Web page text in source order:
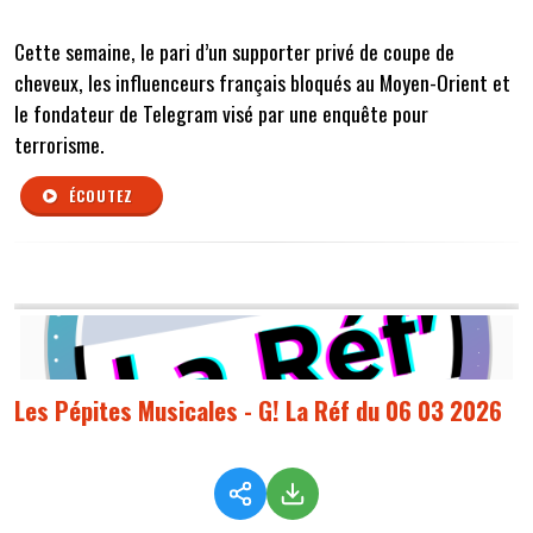
Cette semaine, le pari d’un supporter privé de coupe de
cheveux, les influenceurs français bloqués au Moyen-Orient et
le fondateur de Telegram visé par une enquête pour
terrorisme.
ÉCOUTEZ
Les Pépites Musicales - G! La Réf du 06 03 2026